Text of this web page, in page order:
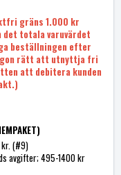
gräns 1.000 kr
det totala varuvärdet
beställningen efter
rätt att utnyttja fri
att debitera kunden
(#9)
avgifter; 495-1400 kr